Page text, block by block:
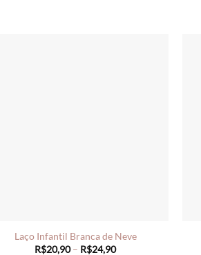
Laço Infantil Branca de Neve
R$20,90 – R$24,90Price